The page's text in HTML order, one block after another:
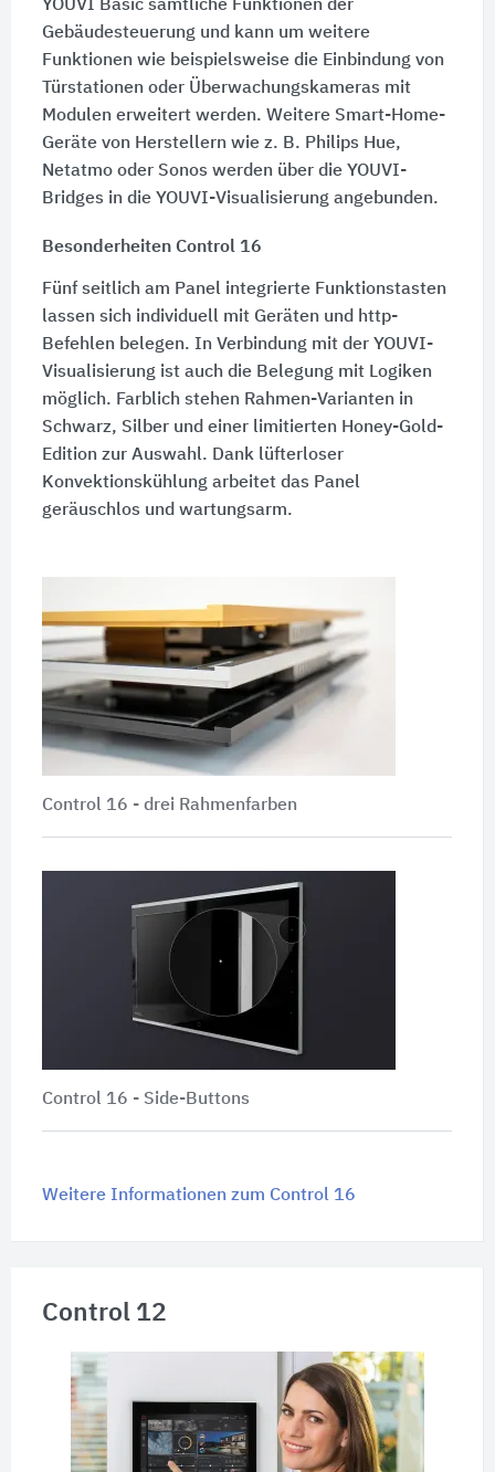
YOUVI Basic sämtliche Funktionen der
Gebäudesteuerung und kann um weitere
Funktionen wie beispielsweise die Einbindung von
Türstationen oder Überwachungskameras mit
Modulen erweitert werden. Weitere Smart-Home-
Geräte von Herstellern wie z. B. Philips Hue,
Netatmo oder Sonos werden über die YOUVI-
Bridges in die YOUVI-Visualisierung angebunden.
Besonderheiten Control 16
Fünf seitlich am Panel integrierte Funktionstasten
lassen sich individuell mit Geräten und http-
Befehlen belegen. In Verbindung mit der YOUVI-
Visualisierung ist auch die Belegung mit Logiken
möglich. Farblich stehen Rahmen-Varianten in
Schwarz, Silber und einer limitierten Honey-Gold-
Edition zur Auswahl. Dank lüfterloser
Konvektionskühlung arbeitet das Panel
geräuschlos und wartungsarm.
Control 16 - drei Rahmenfarben
Control 16 - Side-Buttons
Weitere Informationen zum Control 16
Control 12